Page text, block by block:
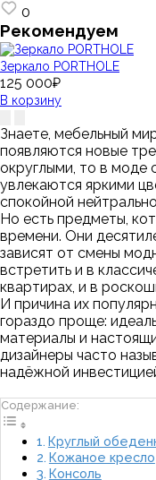
0
Рекомендуем
Зеркало PORTHOLE
125 000₽
В корзину
Знаете, мебельный
появляются новые
округлыми, то в моде
увлекаются яркими
спокойной
Но есть предметы,
времени. Они
зависят от смены
встретить и в
квартирах, и в
И причина их
гораздо проще:
материалы и
дизайнеры часто
надёжной
Содержание:
Круглый
Кожаное кресло
Консоль